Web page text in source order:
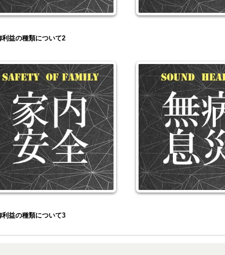
利益の種類について2
利益の種類について3